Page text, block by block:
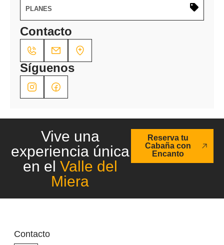
PLANES
Contacto
Síguenos
Vive una
experiencia única
en el Valle del
Miera
Reserva tu
Cabaña con
Encanto
Contacto